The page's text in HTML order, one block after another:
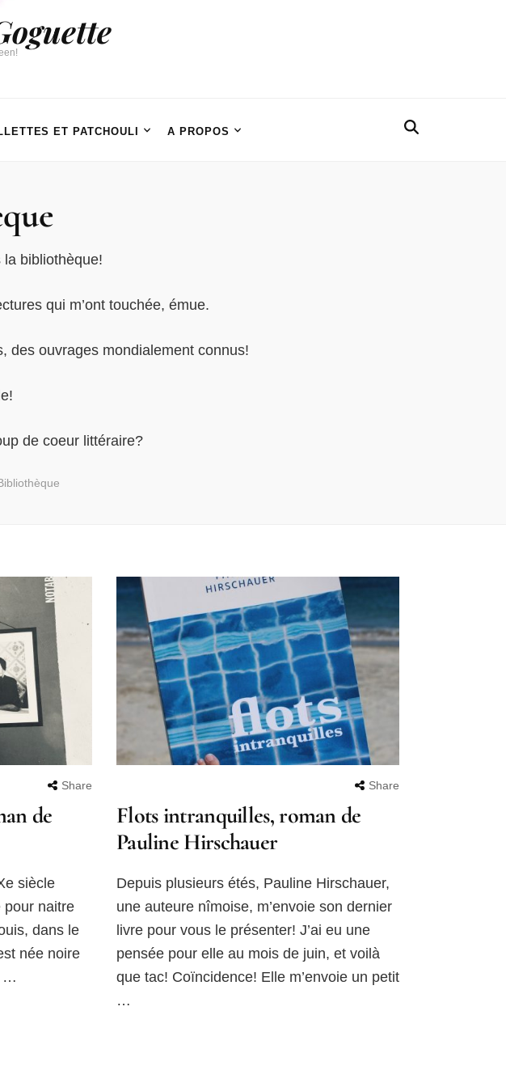
ET PATCHOULI A PROPOS
bibliothèque!
qui m’ont touchée, émue.
des ouvrages mondialement connus!
de coeur littéraire?
Share
de
siècle
pour naitre
dans le
née noire
…
Share
Flots intranquilles, roman de
Pauline Hirschauer
Depuis plusieurs étés, Pauline Hirschauer,
une auteure nîmoise, m’envoie son dernier
livre pour vous le présenter! J’ai eu une
pensée pour elle au mois de juin, et voilà
que tac! Coïncidence! Elle m’envoie un petit
…